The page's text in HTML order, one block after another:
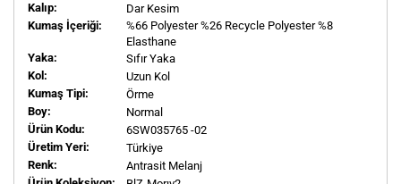
Kalıp:
Dar Kesim
Kumaş İçeriği:
%66 Polyester %26 Recycle Polyester %8
Elasthane
Yaka:
Sıfır Yaka
Kol:
Uzun Kol
Kumaş Tipi:
Örme
Boy:
Normal
Ürün Kodu:
6SW035765 -02
Üretim Yeri:
Türkiye
Renk:
Antrasit Melanj